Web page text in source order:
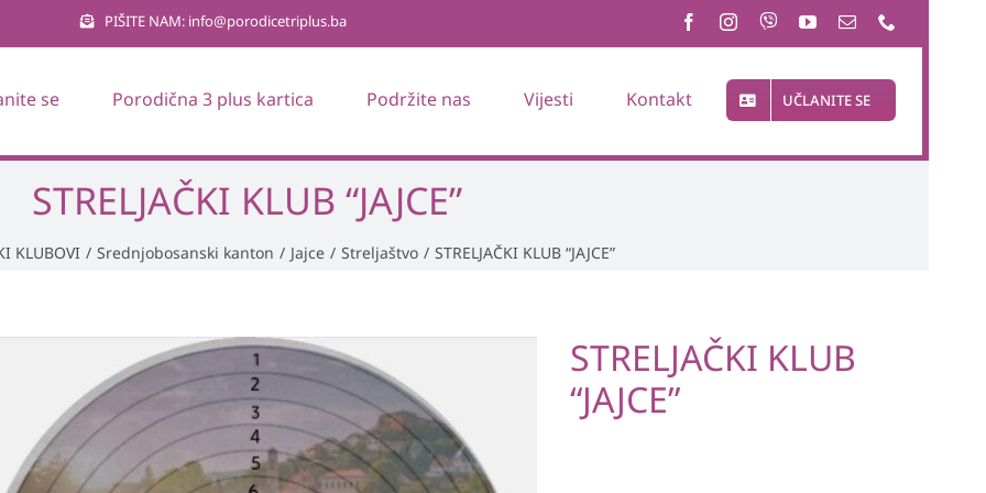
PIŠITE NAM: info@porodicetriplus.ba
se Porodična 3 plus kartica Podržite nas Vijesti Kontakt UČLANITE SE
STRELJAČKI KLUB “JAJCE”
KLUBOVI / Srednjobosanski kanton / Jajce / Streljaštvo / STRELJAČKI KLUB “JAJCE”
STRELJAČKI KLUB
“JAJCE”